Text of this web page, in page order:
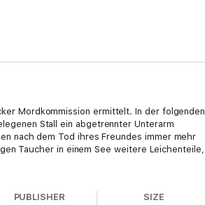
Mordkommission ermittelt. In der folgenden
Stall ein abgetrennter Unterarm
nach dem Tod ihres Freundes immer mehr
Taucher in einem See weitere Leichenteile,
PUBLISHER SIZE